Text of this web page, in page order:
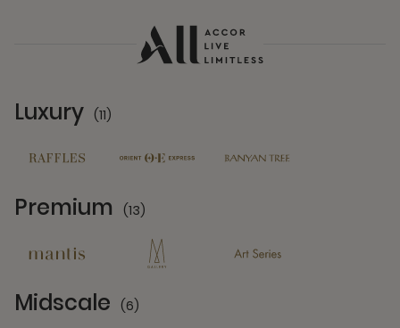
Luxury (11)
Premium (13)
Midscale (6)